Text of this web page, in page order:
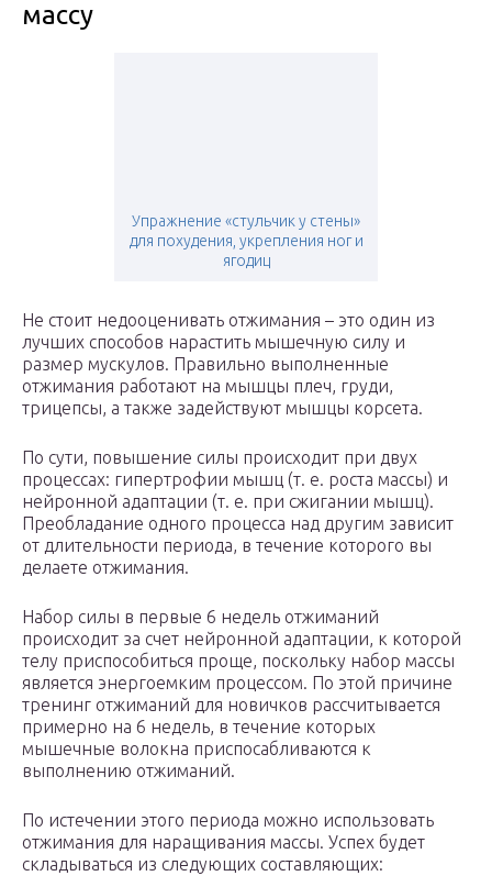
массу
Упражнение «стульчик у стены»
для похудения, укрепления ног и
ягодиц
Не стоит недооценивать отжимания – это один из
лучших способов нарастить мышечную силу и
размер мускулов. Правильно выполненные
отжимания работают на мышцы плеч, груди,
трицепсы, а также задействуют мышцы корсета.
По сути, повышение силы происходит при двух
процессах: гипертрофии мышц (т. е. роста массы) и
нейронной адаптации (т. е. при сжигании мышц).
Преобладание одного процесса над другим зависит
от длительности периода, в течение которого вы
делаете отжимания.
Набор силы в первые 6 недель отжиманий
происходит за счет нейронной адаптации, к которой
телу приспособиться проще, поскольку набор массы
является энергоемким процессом. По этой причине
тренинг отжиманий для новичков рассчитывается
примерно на 6 недель, в течение которых
мышечные волокна приспосабливаются к
выполнению отжиманий.
По истечении этого периода можно использовать
отжимания для наращивания массы. Успех будет
складываться из следующих составляющих: